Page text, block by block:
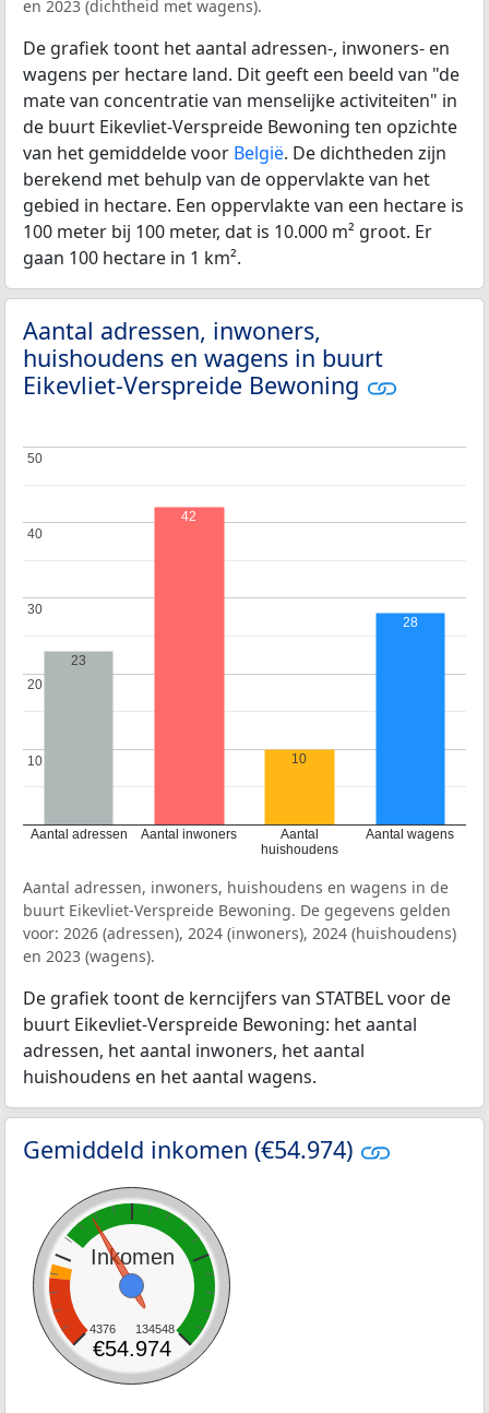
en 2023 (dichtheid met wagens).
De grafiek toont het aantal adressen-, inwoners- en
wagens per hectare land. Dit geeft een beeld van "de
mate van concentratie van menselijke activiteiten" in
de buurt Eikevliet-Verspreide Bewoning ten opzichte
van het gemiddelde voor België. De dichtheden zijn
berekend met behulp van de oppervlakte van het
gebied in hectare. Een oppervlakte van een hectare is
100 meter bij 100 meter, dat is 10.000 m² groot. Er
gaan 100 hectare in 1 km².
Aantal adressen, inwoners,
huishoudens en wagens in buurt
Eikevliet-Verspreide Bewoning
Aantal adressen Aantal inwoners
Aantal
huishoudens
Aantal wagens
10
10
20
20
30
30
40
40
50
50
23
42
10
28
Aantal adressen, inwoners, huishoudens en wagens in de
buurt Eikevliet-Verspreide Bewoning. De gegevens gelden
voor: 2026 (adressen), 2024 (inwoners), 2024 (huishoudens)
en 2023 (wagens).
De grafiek toont de kerncijfers van STATBEL voor de
buurt Eikevliet-Verspreide Bewoning: het aantal
adressen, het aantal inwoners, het aantal
huishoudens en het aantal wagens.
Gemiddeld inkomen (€54.974)
Inkomen
4376 134548
€54.974